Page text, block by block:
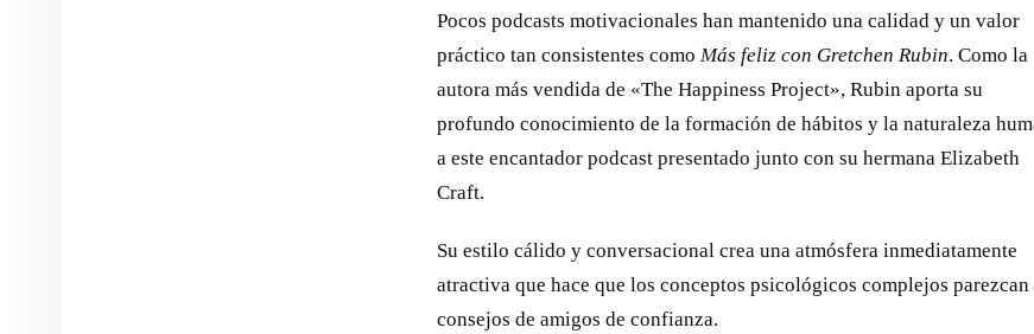
Pocos podcasts motivacionales han mantenido una calidad y un valor
práctico tan consistentes como Más feliz con Gretchen Rubin. Como la
autora más vendida de «The Happiness Project», Rubin aporta su
profundo conocimiento de la formación de hábitos y la naturaleza
a este encantador podcast presentado junto con su hermana Elizabeth
Craft.
Su estilo cálido y conversacional crea una atmósfera inmediatamente
atractiva que hace que los conceptos psicológicos complejos parezcan
consejos de amigos de confianza.